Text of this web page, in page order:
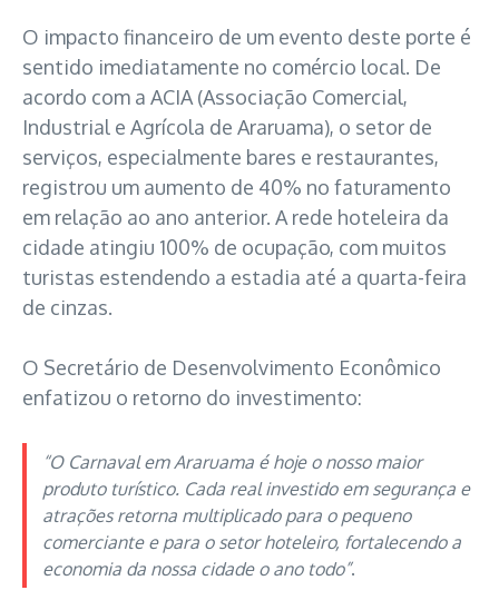
O impacto financeiro de um evento deste porte é
sentido imediatamente no comércio local. De
acordo com a ACIA (Associação Comercial,
Industrial e Agrícola de Araruama), o setor de
serviços, especialmente bares e restaurantes,
registrou um aumento de 40% no faturamento
em relação ao ano anterior. A rede hoteleira da
cidade atingiu 100% de ocupação, com muitos
turistas estendendo a estadia até a quarta-feira
de cinzas.
O Secretário de Desenvolvimento Econômico
enfatizou o retorno do investimento:
“O Carnaval em Araruama é hoje o nosso maior
produto turístico. Cada real investido em segurança e
atrações retorna multiplicado para o pequeno
comerciante e para o setor hoteleiro, fortalecendo a
economia da nossa cidade o ano todo”.